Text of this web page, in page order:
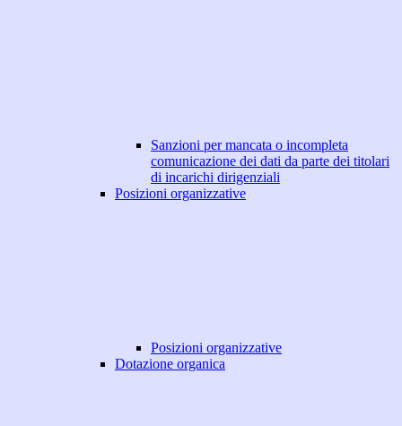
Sanzioni per mancata o incompleta
comunicazione dei dati da parte dei titolari
di incarichi dirigenziali
Posizioni organizzative
Posizioni organizzative
Dotazione organica